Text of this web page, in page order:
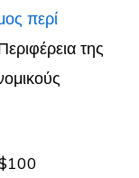
περί
της